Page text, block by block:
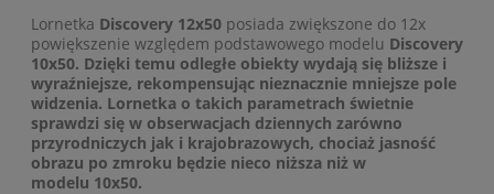
Lornetka Discovery 12x50 posiada zwiększone do 12x
powiększenie względem podstawowego modelu Discovery
10x50. Dzięki temu odległe obiekty wydają się bliższe i
wyraźniejsze, rekompensując nieznacznie mniejsze pole
widzenia. Lornetka o takich parametrach świetnie
sprawdzi się w obserwacjach dziennych zarówno
przyrodniczych jak i krajobrazowych, chociaż jasność
obrazu po zmroku będzie nieco niższa niż w
modelu 10x50.